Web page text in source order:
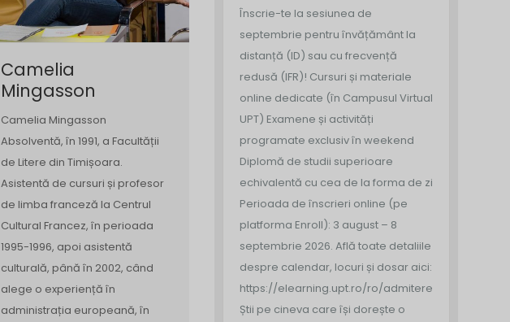
Camelia
Mingasson
Camelia Mingasson
Absolventă, în 1991, a Facultății
de Litere din Timișoara.
Asistentă de cursuri și profesor
de limba franceză la Centrul
Cultural Francez, în perioada
1995-1996, apoi asistentă
culturală, până în 2002, când
alege o experiență în
administrația europeană, în
Înscrie-te la sesiunea de
septembrie pentru învățământ la
distanță (ID) sau cu frecvență
redusă (IFR)! Cursuri și materiale
online dedicate (în Campusul Virtual
UPT) Examene și activități
programate exclusiv în weekend
Diplomă de studii superioare
echivalentă cu cea de la forma de zi
Perioada de înscrieri online (pe
platforma Enroll): 3 august – 8
septembrie 2026. Află toate detaliile
despre calendar, locuri și dosar aici:
https://elearning.upt.ro/ro/admitere/
Știi pe cineva care își dorește o